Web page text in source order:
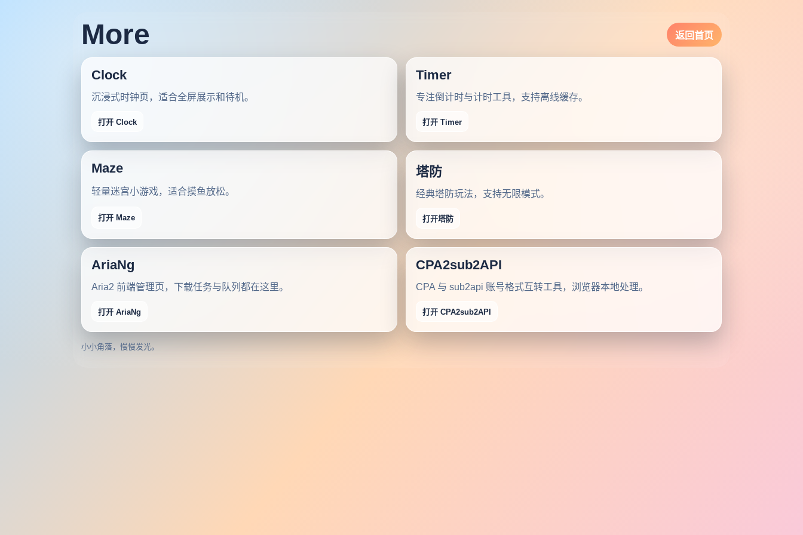
More 返回首页
Clock
沉浸式时钟页，适合全屏展示和待机。
打开 Clock
Timer
专注倒计时与计时工具，支持离线缓存。
打开 Timer
Maze
轻量迷宫小游戏，适合摸鱼放松。
打开 Maze
塔防
经典塔防玩法，支持无限模式。
打开塔防
AriaNg
Aria2 前端管理页，下载任务与队列都在这里。
打开 AriaNg
CPA2sub2API
CPA 与 sub2api 账号格式互转工具，浏览器本地处理。
打开 CPA2sub2API
小小角落，慢慢发光。